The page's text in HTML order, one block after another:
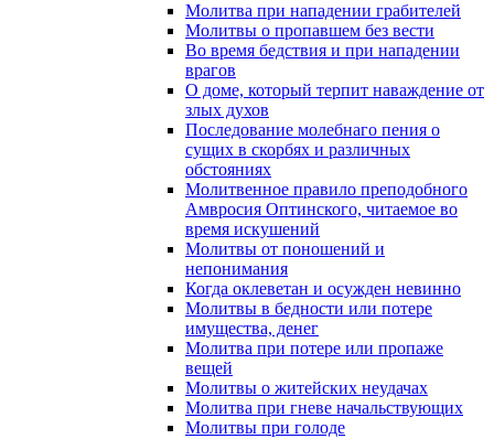
Молитва при нападении грабителей
Молитвы о пропавшем без вести
Во время бедствия и при нападении
врагов
О доме, который терпит наваждение от
злых духов
Последование молебнаго пения о
сущих в скорбях и различных
обстояниях
Молитвенное правило преподобного
Амвросия Оптинского, читаемое во
время искушений
Молитвы от поношений и
непонимания
Когда оклеветан и осужден невинно
Молитвы в бедности или потере
имущества, денег
Молитва при потере или пропаже
вещей
Молитвы о житейских неудачах
Молитва при гневе начальствующих
Молитвы при голоде